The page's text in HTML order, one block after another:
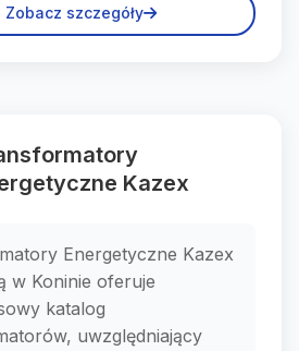
Zobacz szczegóły
Kazex
Energetyczne Kazex
w Koninie oferuje
katalog
uwzględniający